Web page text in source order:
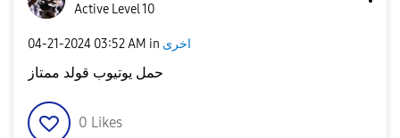
Active Level 10
‎04-21-2024 03:52 AM in اخرى
حمل يوتيوب قولد ممتاز
0 Likes